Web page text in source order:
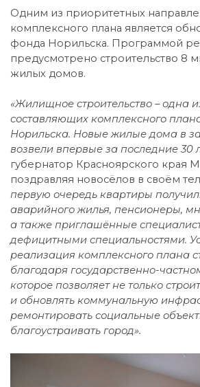
Одним из приоритетных
комплексного плана является
фонда Норильска. Программой
предусмотрено строительство 8
жилых домов.
«Жилищное строительство – одна
составляющих комплексного
Норильска. Новые жилые дома в
возвели впервые за последние 30
губернатор Красноярского края
поздравляя новосёлов в своём
первую очередь квартиры
аварийного жилья, пенсионеры,
а также приглашённые
дефицитными специальностями.
реализация комплексного плана
благодаря государственно-
которое позволяет не только
и обновлять коммунальную
ремонтировать социальные
благоустраивать город».